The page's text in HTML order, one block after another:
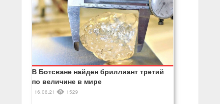
В Ботсване найден бриллиант третий
по величине в мире
16.06.21 1529